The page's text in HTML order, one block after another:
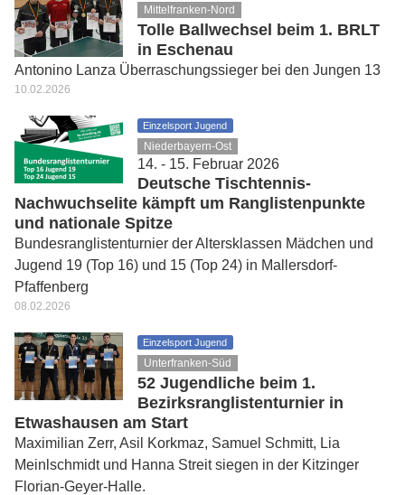
Mittelfranken-Nord
Tolle Ballwechsel beim 1. BRLT
in Eschenau
Antonino Lanza Überraschungssieger bei den Jungen 13
10.02.2026
Einzelsport Jugend
Niederbayern-Ost
14. - 15. Februar 2026
Deutsche Tischtennis-
Nachwuchselite kämpft um Ranglistenpunkte
und nationale Spitze
Bundesranglistenturnier der Altersklassen Mädchen und
Jugend 19 (Top 16) und 15 (Top 24) in Mallersdorf-
Pfaffenberg
08.02.2026
Einzelsport Jugend
Unterfranken-Süd
52 Jugendliche beim 1.
Bezirksranglistenturnier in
Etwashausen am Start
Maximilian Zerr, Asil Korkmaz, Samuel Schmitt, Lia
Meinlschmidt und Hanna Streit siegen in der Kitzinger
Florian-Geyer-Halle.